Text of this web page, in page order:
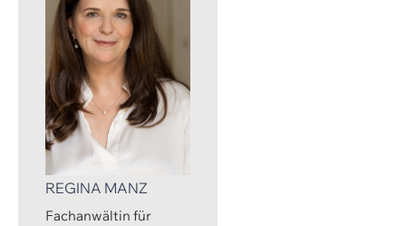
REGINA MANZ
Fachanwältin für